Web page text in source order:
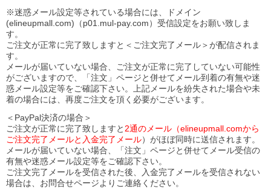
※迷惑メール設定等されている場合には、ドメイン
(elineupmall.com)（p01.mul-pay.com）受信設定をお願い致しま
す。
ご注文が正常に完了致しますと＜ご注文完了メール＞が配信されま
す。
メールが届いていない場合、ご注文が正常に完了していない可能性
がございますので、「注文」ページと併せてメール到着の有無や迷
惑メール設定等をご確認下さい。
上記メールを紛失された場合や未
着の場合には、再度ご注文を頂く必要がございます。
＜PayPal決済の場合＞
ご注文が正常に完了致しますと 2通のメール（elineupmall.comから
ご注文完了メールと入金完了メール）がほぼ同時に送信されます。
メールが届いていない場合、「注文」ページと併せてメール受信の
有無や迷惑メール設定等をご確認下さい。
ご注文完了メールを受信された後、入金完了メールを受信されない
場合は、お問合せページよりご連絡ください。